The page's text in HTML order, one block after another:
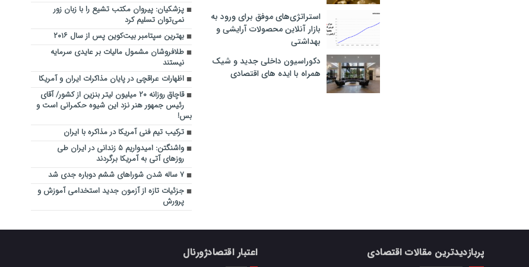
استراتژی‌های موفق برای ورود به
بازار آنلاین محصولات آرایشی و
بهداشتی
دکوراسیون داخلی جدید و شیک
همراه با ایده های اقتصادی
پزشکیان: پیروان مکتب تشیع را با زبان زور
نمی‌توان تسلیم کرد
بهترین سپتامبر بیت‌کوین پس از سال ۲۰۱۶
طلافروشان مشمول مالیات بر عایدی سرمایه
نیستند
اظهارات عراقچی در پایان مذاکرات ایران و آمریکا
قاچاق روزانه ۲۰ میلیون لیتر بنزین از کشور/ آقای
رئیس جمهور هنر نزد این شیوه حکمرانی است و
بس!
ترکیب تیم فنی آمریکا در مذاکره با ایران
واشنگتن: امیدواریم ۵ زندانی در ایران طی
روزهای آتی به آمریکا برگردند
۷ ساله شدن شوراهای ششم دوباره جدی شد
جزئیات تازه از آزمون جدید استخدامی آموزش و
پرورش
پربازدیدترین مقالات اقتصادی اعتبار اقتصادژورنال